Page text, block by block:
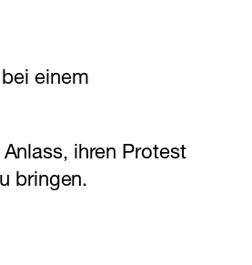
einem
ihren Protest
bringen.